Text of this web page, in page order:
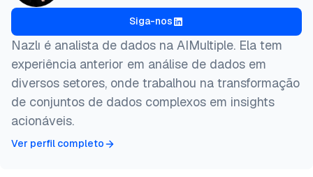
Siga-nos
Nazlı é analista de dados na AIMultiple. Ela tem
experiência anterior em análise de dados em
diversos setores, onde trabalhou na transformação
de conjuntos de dados complexos em insights
acionáveis.
Ver perfil completo